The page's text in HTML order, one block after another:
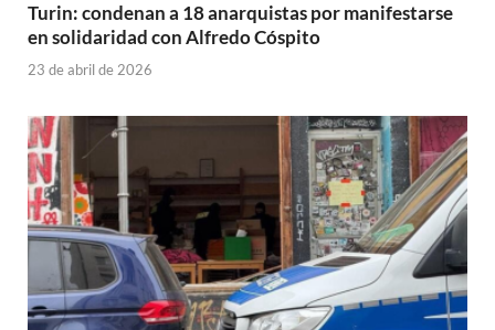
Turin: condenan a 18 anarquistas por manifestarse
en solidaridad con Alfredo Cóspito
23 de abril de 2026